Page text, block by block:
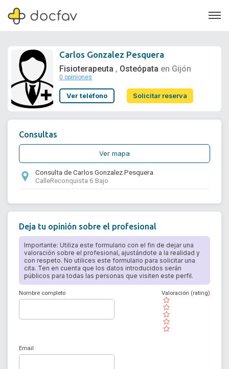
Soporte
Carlos Gonzalez Pesquera
Fisioterapeuta , Osteópata en Gijón
0 opiniones
Ver teléfono Solicitar reserva
Consultas
Ver mapa
Consulta de Carlos Gonzalez Pesquera
CalleReconquista 6 Bajo
Deja tu opinión sobre el profesional
Importante: Utiliza este formulario con el fin de dejar una
valoración sobre el profesional, ajustándote a la realidad y
con respeto. No utilices este formulario para solicitar una
cita. Ten en cuenta que los datos introducidos serán
públicos para todas las personas que visiten este perfil.
Nombre completo
( )
( )
( )
( )
( )
Valoración (rating)
Email